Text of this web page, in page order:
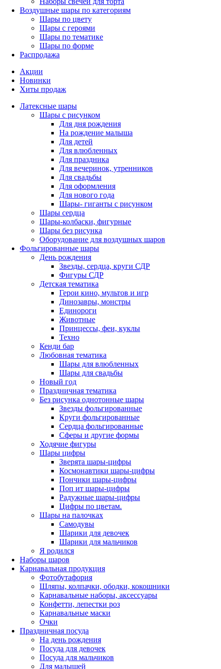
Воздушные шары по категориям
Шары по цвету
Шары с героями
Шары по тематике
Шары по форме
Распродажа
Акции
Новинки
Хиты продаж
Латексные шары
Шары с рисунком
Для дня рождения
На рождение малыша
Для детей
Для влюбленных
Для праздника
Для вечеринок, утренников
Для свадьбы
Для оформления
Для нового года
Шары- гиганты с рисунком
Шары сердца
Шары-колбаски, фигурные
Шары без рисунка
Оборудование для воздушных шаров
Фольгированные шары
День рождения
Звезды, сердца, круги СДР
Фигуры СДР
Детская тематика
Герои кино, мультов и игр
Динозавры, монстры
Единороги
Животные
Принцессы, феи, куклы
Техно
Кенди бар
Любовная тематика
Шары для влюбленных
Шары для свадьбы
Новый год
Праздничная тематика
Без рисунка однотонные шары
Звезды фольгированные
Круги фольгированные
Сердца фольгированные
Сферы и другие формы
Ходячие фигуры
Шары цифры
Зверята шары-цифры
Космонавтики шары-цифры
Пончики шары-цифры
Поп ит шары-цифры
Радужные шары-цифры
Цифры по цветам.
Шары на палочках
Самодувы
Шарики для девочек
Шарики для мальчиков
Я родился
Наборы шаров
Карнавальная продукция
Фотобутафория
Шляпы, колпачки, ободки, кокошники
Карнавальные наборы, аксессуары
Конфетти, лепестки роз
Карнавальные маски
Очки
Праздничная посуда
На день рождения
Посуда для девочек
Посуда для мальчиков
Для малышей